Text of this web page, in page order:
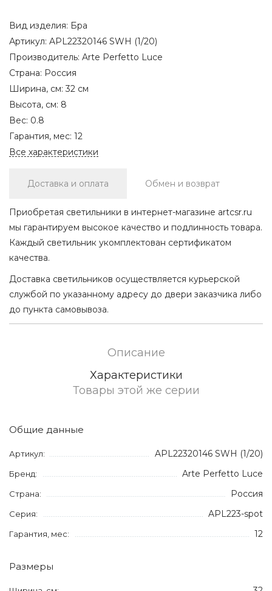
Вид изделия: Бра
Артикул: APL22320146 SWH (1/20)
Производитель: Arte Perfetto Luce
Страна: Россия
Ширина, см:32 см
Высота, см: 8
Вес: 0.8
Гарантия, мес: 12
Все характеристики
Доставка и оплата Обмен и возврат
Приобретая светильники в интернет-магазине artcsr.ru
мы гарантируем высокое качество и подлинность товара.
Каждый светильник укомплектован сертификатом
качества.
Доставка светильников осуществляется курьерской
службой по указанному адресу до двери заказчика либо
до пункта самовывоза.
Описание
Характеристики
Товары этой же серии
Общие данные
Артикул: APL22320146 SWH (1/20)
Бренд: Arte Perfetto Luce
Страна: Россия
Серия: APL223-spot
Гарантия, мес: 12
Размеры